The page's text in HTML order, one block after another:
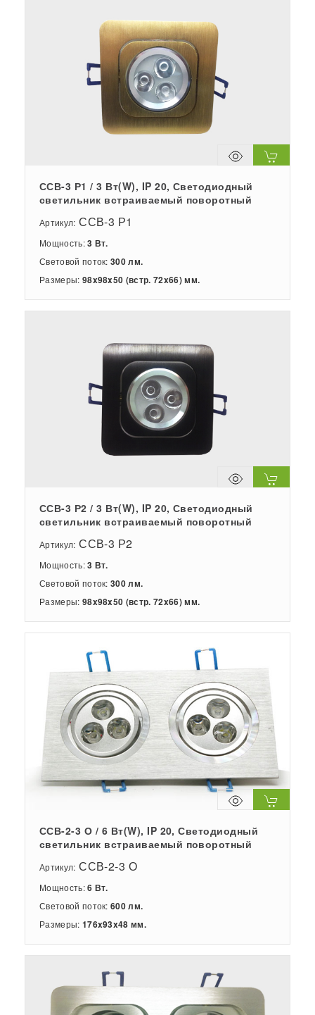
ССВ-3 Р1 / 3 Вт(W), IP 20, Светодиодный
светильник встраиваемый поворотный
Артикул: ССВ-3 Р1
Мощность:3 Вт.
Световой поток:300 лм.
Размеры: 98x98x50 (встр. 72x66) мм.
ССВ-3 Р2 / 3 Вт(W), IP 20, Светодиодный
светильник встраиваемый поворотный
Артикул: ССВ-3 Р2
Мощность:3 Вт.
Световой поток:300 лм.
Размеры: 98x98x50 (встр. 72x66) мм.
ССВ-2-3 О / 6 Вт(W), IP 20, Светодиодный
светильник встраиваемый поворотный
Артикул: ССВ-2-3 О
Мощность:6 Вт.
Световой поток:600 лм.
Размеры: 176x93x48 мм.